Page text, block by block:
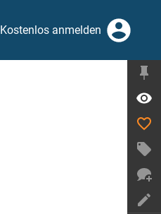
Kostenlos anmelden